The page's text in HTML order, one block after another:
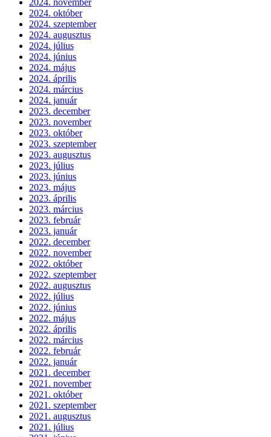
2024. október
2024. szeptember
2024. augusztus
2024. július
2024. június
2024. május
2024. április
2024. március
2024. január
2023. december
2023. november
2023. október
2023. szeptember
2023. augusztus
2023. július
2023. június
2023. május
2023. április
2023. március
2023. február
2023. január
2022. december
2022. november
2022. október
2022. szeptember
2022. augusztus
2022. július
2022. június
2022. május
2022. április
2022. március
2022. február
2022. január
2021. december
2021. november
2021. október
2021. szeptember
2021. augusztus
2021. július